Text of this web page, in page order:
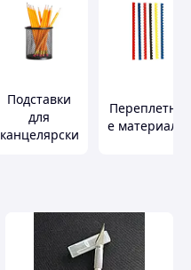
Подставки
для
канцелярски
Переплетны
е материалы